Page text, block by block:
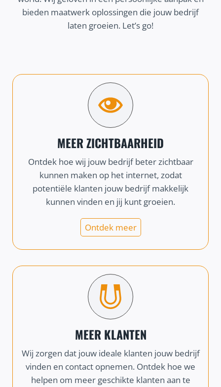
bieden maatwerk oplossingen die jouw bedrijf
laten groeien. Let’s go!
MEER ZICHTBAARHEID
Ontdek hoe wij jouw bedrijf beter zichtbaar
kunnen maken op het internet, zodat
potentiële klanten jouw bedrijf makkelijk
kunnen vinden en jij kunt groeien.
Ontdek meer
MEER KLANTEN
Wij zorgen dat jouw ideale klanten jouw bedrijf
vinden en contact opnemen. Ontdek hoe we
helpen om meer geschikte klanten aan te